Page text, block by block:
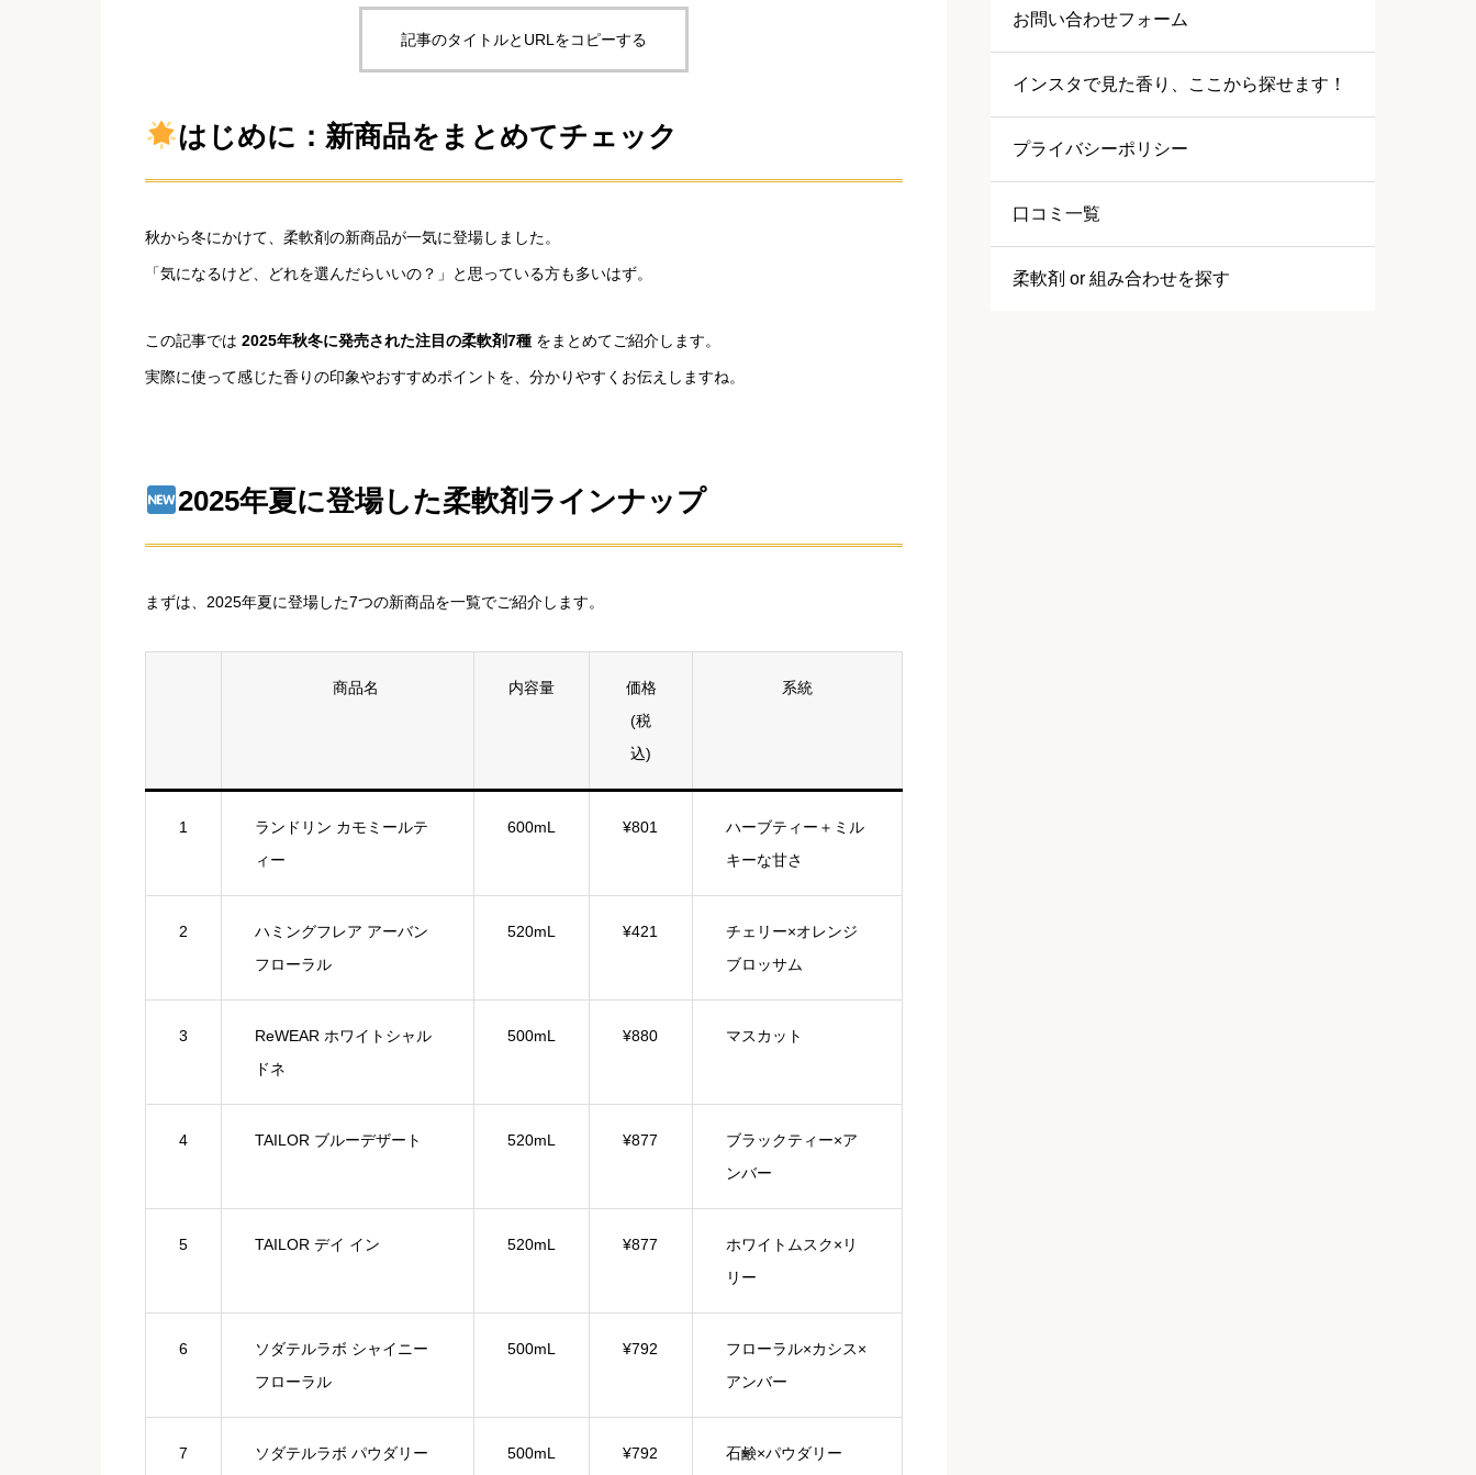
記事のタイトルとURLをコピーする
はじめに：新商品をまとめてチェック
秋から冬にかけて、柔軟剤の新商品が一気に登場しました。
「気になるけど、どれを選んだらいいの？」と思っている方も多いはず。
この記事では 2025年秋冬に発売された注目の柔軟剤7種 をまとめてご紹介します。
実際に使って感じた香りの印象やおすすめポイントを、分かりやすくお伝えしますね。
2025年夏に登場した柔軟剤ラインナップ
まずは、2025年夏に登場した7つの新商品を一覧でご紹介します。
商品名 内容量
価格
(税
込)
系統
1
ランドリン カモミールテ
ィー
600mL ¥801
ハーブティー＋ミル
キーな甘さ
2
ハミングフレア アーバン
フローラル
520mL ¥421
チェリー×オレンジ
ブロッサム
3
ReWEAR ホワイトシャル
ドネ
500mL ¥880 マスカット
4 TAILOR ブルーデザート 520mL ¥877
ブラックティー×ア
ンバー
5 TAILOR デイ イン 520mL ¥877
ホワイトムスク×リ
リー
6
ソダテルラボ シャイニー
フローラル
500mL ¥792
フローラル×カシス×
アンバー
7
ソダテルラボ パウダリー
500mL ¥792 石鹸×パウダリー
お問い合わせフォーム
インスタで見た香り、ここから探せます！
プライバシーポリシー
口コミ一覧
柔軟剤 or 組み合わせを探す